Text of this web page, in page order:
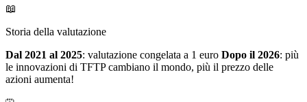
📖
Storia della valutazione
Dal 2021 al 2025: valutazione congelata a 1 euro Dopo il 2026: più
le innovazioni di TFTP cambiano il mondo, più il prezzo delle
azioni aumenta!